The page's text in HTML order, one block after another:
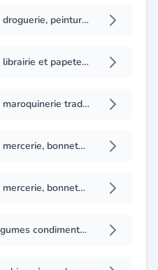
Commerce de détail de la droguerie, peinture, quincaillerie, articles de ménage, produits d'hygiène et d'entretien domestique et professionnel
Commerce de détail de la librairie et papeterie, exercé en étal
Commerce de détail de la maroquinerie traditionnelle, exercé en étal
Commerce de détail de la mercerie, bonneterie et layettes
Commerce de détail de la mercerie, bonneterie et layettes, exercé en étal
Commerce de détail de légumes condiments ou épluches, exercé en étal